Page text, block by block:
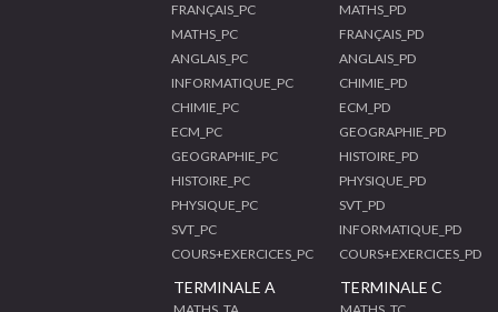
FRANÇAIS_PC
MATHS_PC
ANGLAIS_PC
INFORMATIQUE_PC
CHIMIE_PC
ECM_PC
GEOGRAPHIE_PC
HISTOIRE_PC
PHYSIQUE_PC
SVT_PC
COURS+EXERCICES_PC
MATHS_PD
FRANÇAIS_PD
ANGLAIS_PD
CHIMIE_PD
ECM_PD
GEOGRAPHIE_PD
HISTOIRE_PD
PHYSIQUE_PD
SVT_PD
INFORMATIQUE_PD
COURS+EXERCICES_PD
TERMINALE A TERMINALE C